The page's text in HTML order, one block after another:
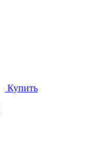
Купить